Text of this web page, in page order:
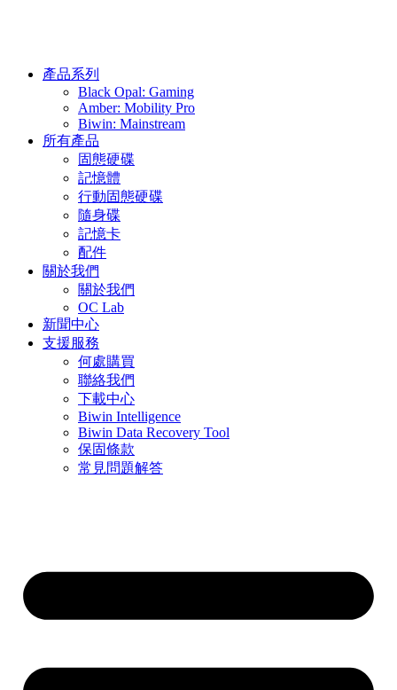
產品系列
Black Opal: Gaming
Amber: Mobility Pro
Biwin: Mainstream
所有產品
固態硬碟
記憶體
行動固態硬碟
隨身碟
記憶卡
配件
關於我們
關於我們
OC Lab
新聞中心
支援服務
何處購買
聯絡我們
下載中心
Biwin Intelligence
Biwin Data Recovery Tool
保固條款
常見問題解答